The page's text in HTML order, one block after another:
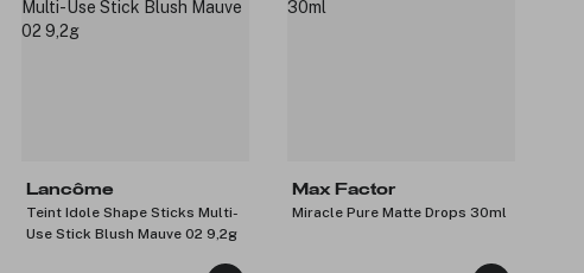
Lancôme
Teint Idole Shape Sticks Multi-
Use Stick Blush Mauve 02 9,2g
Max Factor
Miracle Pure Matte Drops 30ml